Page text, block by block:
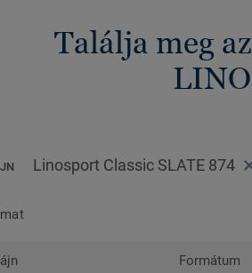
Találja meg
Linosport Classic SLATE 874
Formátum